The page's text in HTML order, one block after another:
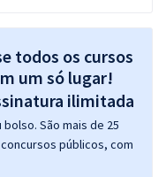
todos os cursos
um só lugar!
São mais de 25
públicos, com